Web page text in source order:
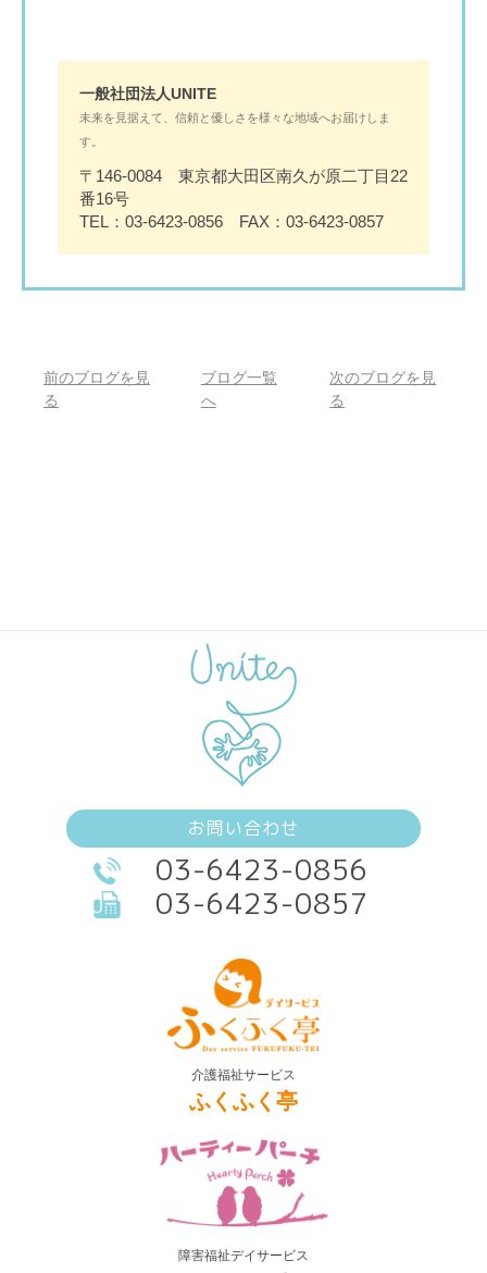
一般社団法人UNITE
未来を見据えて、信頼と優しさを様々な地域へお届けしま
す。
〒146-0084 東京都大田区南久が原二丁目22
番16号
TEL：03-6423-0856 FAX：03-6423-0857
前のブログを見
る
ブログ一覧
へ
次のブログを見
る
お問い合わせ
03-6423-0856
03-6423-0857
介護福祉サービス
ふくふく亭
障害福祉デイサービス